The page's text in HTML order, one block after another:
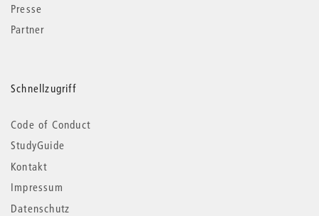
Presse
Partner
Schnellzugriff
Code of Conduct
StudyGuide
Kontakt
Impressum
Datenschutz